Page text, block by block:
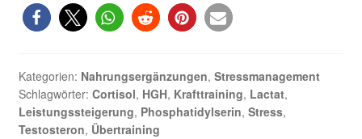
Übertraining
Kategorien: Nahrungsergänzungen, Stressmanagement
Schlagwörter: Cortisol, HGH, Krafttraining, Lactat,
Leistungssteigerung, Phosphatidylserin, Stress,
Testosteron, Übertraining